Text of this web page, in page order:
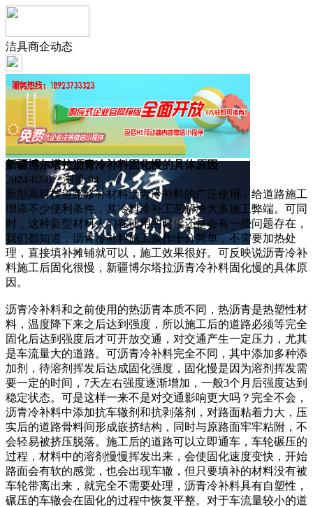
洁具商企动态
新疆博尔塔拉沥青冷补料固化慢的具体原因
2024-02-07 浏览:94
新型高科技道路修补材料沥青冷补料的广泛使用，给道路施工
增添不少便利条件，其冷料冷补工艺解决大多施工弊端。可同
时，这种新型材料人们在使用的时候还是会有一些问题存在，
我们都知道，沥青冷补料施工操作十分简单，不需要加热处
理，直接填补摊铺就可以，施工效果很好。可反映说沥青冷补
料施工后固化很慢，新疆博尔塔拉沥青冷补料固化慢的具体原
因。
沥青冷补料和之前使用的热沥青本质不同，热沥青是热塑性材
料，温度降下来之后达到强度，所以施工后的道路必须等完全
固化后达到强度后才可开放交通，对交通产生一定压力，尤其
是车流量大的道路。可沥青冷补料完全不同，其中添加多种添
加剂，待溶剂挥发后达成固化强度，固化慢是因为溶剂挥发需
要一定的时间，7天左右强度逐渐增加，一般3个月后强度达到
稳定状态。可是这样一来不是对交通影响更大吗？完全不会，
沥青冷补料中添加抗车辙剂和抗剥落剂，对路面粘着力大，压
实后的道路骨料间形成嵌挤结构，同时与原路面牢牢粘附，不
会轻易被挤压脱落。施工后的道路可以立即通车，车轮碾压的
过程，材料中的溶剂慢慢挥发出来，会使固化速度变快，开始
路面会有软的感觉，也会出现车辙，但只要填补的材料没有被
车轮带离出来，就完全不需要处理，沥青冷补料具有自塑性，
碾压的车辙会在固化的过程中恢复平整。对于车流量较小的道